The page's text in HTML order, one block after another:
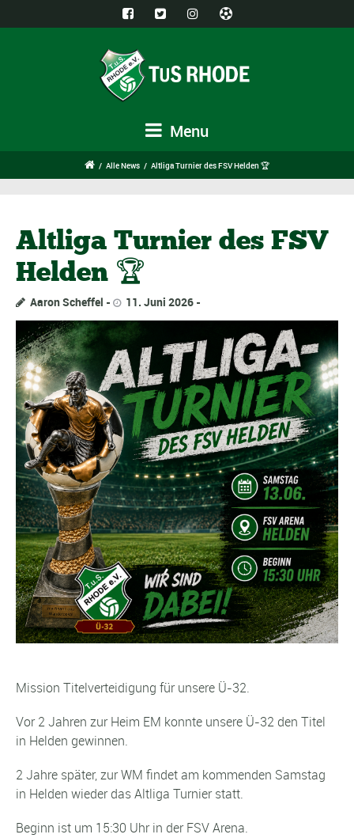
Menu
/ Alle News / Altliga Turnier des FSV Helden 🏆
Altliga Turnier des FSV
Helden 🏆
Aaron Scheffel 11. Juni 2026
Mission Titelverteidigung für unsere Ü-32.
Vor 2 Jahren zur Heim EM konnte unsere Ü-32 den Titel
in Helden gewinnen.
2 Jahre später, zur WM findet am kommenden Samstag
in Helden wieder das Altliga Turnier statt.
Beginn ist um 15:30 Uhr in der FSV Arena.